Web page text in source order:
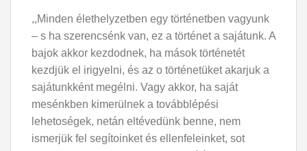
,,Minden élethelyzetben egy történetben vagyunk
– s ha szerencsénk van, ez a történet a sajátunk. A
bajok akkor kezdodnek, ha mások történetét
kezdjük el irigyelni, és az o történetüket akarjuk a
sajátunkként megélni. Vagy akkor, ha saját
mesénkben kimerülnek a továbblépési
lehetoségek, netán eltévedünk benne, nem
ismerjük fel segítoinket és ellenfeleinket, sot